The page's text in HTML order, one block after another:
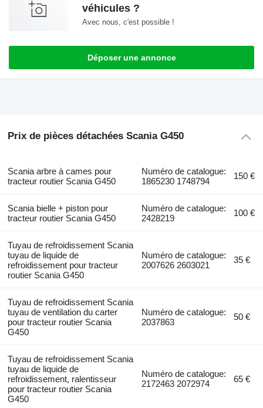
véhicules ?
Avec nous, c'est possible !
Déposer une annonce
Prix de pièces détachées Scania G450
Scania arbre à cames pour
tracteur routier Scania G450
Numéro de catalogue:
1865230 1748794
150 €
Scania bielle + piston pour
tracteur routier Scania G450
Numéro de catalogue:
2428219
100 €
Tuyau de refroidissement Scania
tuyau de liquide de
refroidissement pour tracteur
routier Scania G450
Numéro de catalogue:
2007626 2603021
35 €
Tuyau de refroidissement Scania
tuyau de ventilation du carter
pour tracteur routier Scania
G450
Numéro de catalogue:
2037863
50 €
Tuyau de refroidissement Scania
tuyau de liquide de
refroidissement, ralentisseur
pour tracteur routier Scania
G450
Numéro de catalogue:
2172463 2072974
65 €